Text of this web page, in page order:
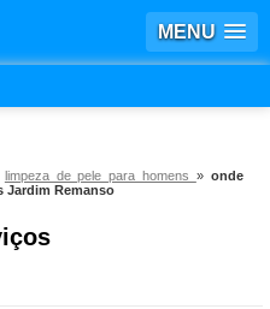
MENU
limpeza de pele para homens » onde
Jardim Remanso